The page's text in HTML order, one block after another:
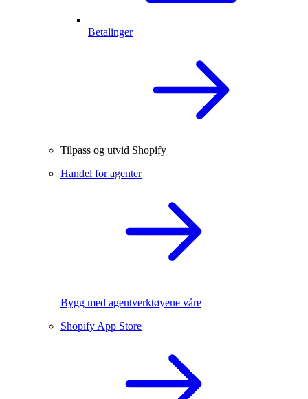
Betalinger
Tilpass og utvid Shopify
Handel for agenter
Bygg med agentverktøyene våre
Shopify App Store